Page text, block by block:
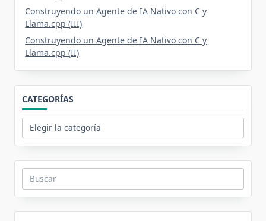
Construyendo un Agente de IA Nativo con C y
Llama.cpp (III)
Construyendo un Agente de IA Nativo con C y
Llama.cpp (II)
CATEGORÍAS
Categorías
Buscar: